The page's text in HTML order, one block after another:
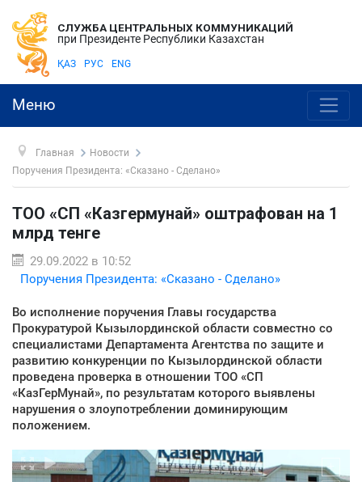
СЛУЖБА ЦЕНТРАЛЬНЫХ КОММУНИКАЦИЙ
при Президенте Республики Казахстан
ҚАЗ РУС ENG
Меню
Главная
Новости
Поручения Президента: «Сказано - Сделано»
ТОО «СП «Казгермунай» оштрафован на 1
млрд тенге
29.09.2022 в 10:52
Поручения Президента: «Сказано - Сделано»
Во исполнение поручения Главы государства
Прокуратурой Кызылординской области совместно со
специалистами Департамента Агентства по защите и
развитию конкуренции по Кызылординской области
проведена проверка в отношении ТОО «СП
«КазГерМунай», по результатам которого выявлены
нарушения о злоупотреблении доминирующим
положением.